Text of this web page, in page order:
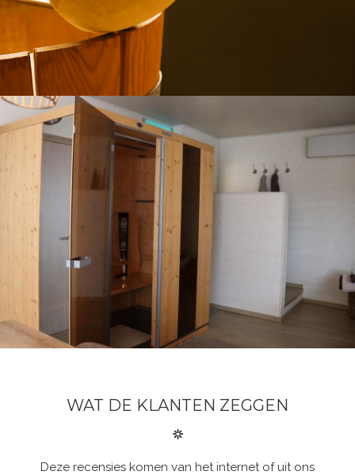
WAT DE KLANTEN ZEGGEN
Deze recensies komen van het internet of uit ons